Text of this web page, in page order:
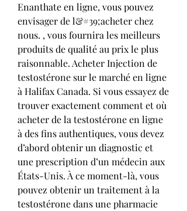
Enanthate en ligne, vous pouvez
envisager de l&#39;acheter chez
nous. , vous fournira les meilleurs
produits de qualité au prix le plus
raisonnable. Acheter Injection de
testostérone sur le marché en ligne
à Halifax Canada. Si vous essayez de
trouver exactement comment et où
acheter de la testostérone en ligne
à des fins authentiques, vous devez
d’abord obtenir un diagnostic et
une prescription d’un médecin aux
États-Unis. À ce moment-là, vous
pouvez obtenir un traitement à la
testostérone dans une pharmacie